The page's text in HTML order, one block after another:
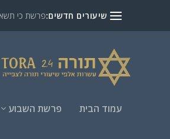
שיעורים חדשים:פרשת כי
עמוד הבית פרשת השבוע